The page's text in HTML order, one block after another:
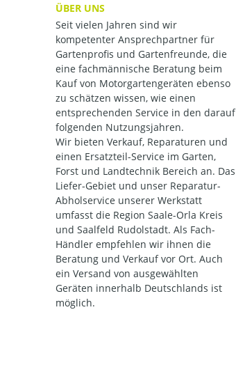
ÜBER UNS
Seit vielen Jahren sind wir
kompetenter Ansprechpartner für
Gartenprofis und Gartenfreunde, die
eine fachmännische Beratung beim
Kauf von Motorgartengeräten ebenso
zu schätzen wissen, wie einen
entsprechenden Service in den darauf
folgenden Nutzungsjahren.
Wir bieten Verkauf, Reparaturen und
einen Ersatzteil-Service im Garten,
Forst und Landtechnik Bereich an. Das
Liefer-Gebiet und unser Reparatur-
Abholservice unserer Werkstatt
umfasst die Region Saale-Orla Kreis
und Saalfeld Rudolstadt. Als Fach-
Händler empfehlen wir ihnen die
Beratung und Verkauf vor Ort. Auch
ein Versand von ausgewählten
Geräten innerhalb Deutschlands ist
möglich.